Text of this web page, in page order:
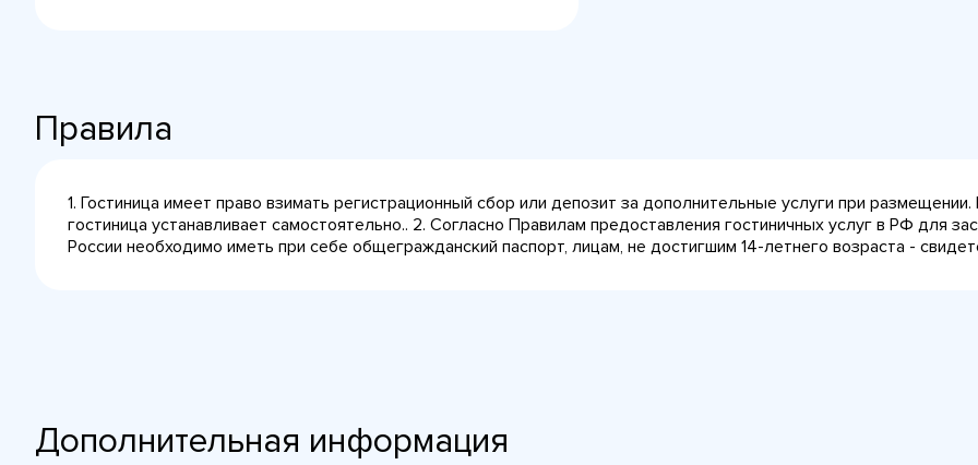
Правила
1. Гостиница имеет право взимать регистрационный сбор или депозит за дополнительные услуги при
гостиница устанавливает самостоятельно.. 2. Согласно Правилам предоставления гостиничных услуг в РФ для
России необходимо иметь при себе общегражданский паспорт, лицам, не достигшим 14-летнего возраста -
Дополнительная информация